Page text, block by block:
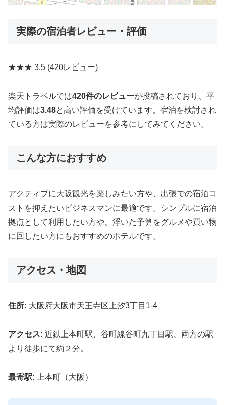
実際の宿泊者レビュー・評価
★★★ 3.5 (420レビュー)
楽天トラベルでは420件のレビューが投稿されており、平
均評価は3.48と高い評価を受けています。宿泊を検討され
ている方は実際のレビューを参考にしてみてください。
こんな方におすすめ
アクティブに大阪観光を楽しみたい方や、出張での宿泊コ
ストを抑えたいビジネスマンに最適です。シンプルに宿泊
拠点として利用したい方や、浮いた予算をグルメや買い物
に回したい方にもおすすめのホテルです。
アクセス・地図
住所: 大阪府大阪市天王寺区上汐3丁目1-4
アクセス: 近鉄上本町駅、谷町線谷町九丁目駅、両方の駅
より徒歩にて約２分。
最寄駅: 上本町（大阪）